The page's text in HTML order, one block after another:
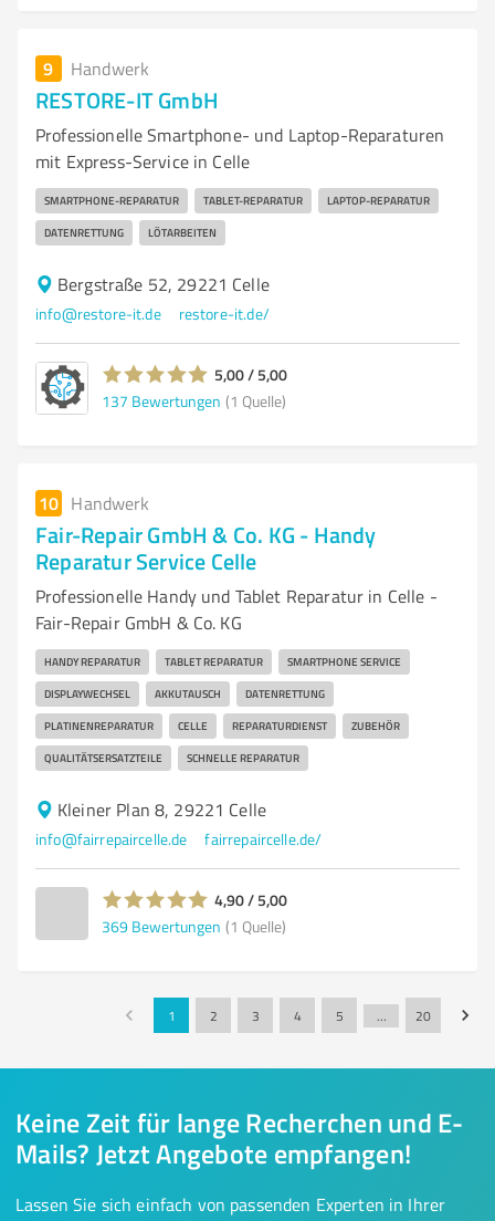
9 Handwerk
RESTORE-IT GmbH
Professionelle Smartphone- und Laptop-Reparaturen
mit Express-Service in Celle
SMARTPHONE-REPARATUR TABLET-REPARATUR LAPTOP-REPARATUR
DATENRETTUNG LÖTARBEITEN
Bergstraße 52, 29221 Celle
info@restore-it.de restore-it.de/
5,00 / 5,00
137 Bewertungen (1 Quelle)
10 Handwerk
Fair-Repair GmbH & Co. KG - Handy
Reparatur Service Celle
Professionelle Handy und Tablet Reparatur in Celle -
Fair-Repair GmbH & Co. KG
HANDY REPARATUR TABLET REPARATUR SMARTPHONE SERVICE
DISPLAYWECHSEL AKKUTAUSCH DATENRETTUNG
PLATINENREPARATUR CELLE REPARATURDIENST ZUBEHÖR
QUALITÄTSERSATZTEILE SCHNELLE REPARATUR
Kleiner Plan 8, 29221 Celle
info@fairrepaircelle.de fairrepaircelle.de/
4,90 / 5,00
369 Bewertungen (1 Quelle)
1 2 3 4 5 … 20
Keine Zeit für lange Recherchen und E-
Mails? Jetzt Angebote empfangen!
Lassen Sie sich einfach von passenden Experten in Ihrer